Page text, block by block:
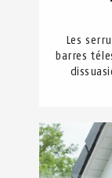
Les
barres